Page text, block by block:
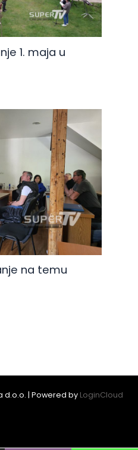
1. maja u
na temu
d.o.o. | Powered by LoginCloud